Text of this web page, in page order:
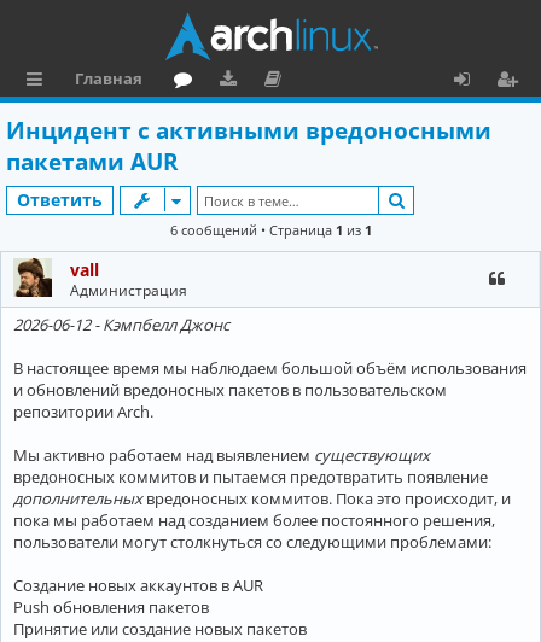
л
и
Главная
ру
м
зк
и
м
е
н
и
а
я
Инцидент с активными вредоносными
пакетами AUR
Ответить
6 сообщений • Страница 1 из 1
vall
Администрация
2026-06-12 - Кэмпбелл Джонс
В настоящее время мы наблюдаем большой объём использования
и обновлений вредоносных пакетов в пользовательском
репозитории Arch.
Мы активно работаем над выявлением существующих
вредоносных коммитов и пытаемся предотвратить появление
дополнительныхвредоносных коммитов. Пока это происходит, и
пока мы работаем над созданием более постоянного решения,
пользователи могут столкнуться со следующими проблемами:
Создание новых аккаунтов в AUR
Push обновления пакетов
Принятие или создание новых пакетов